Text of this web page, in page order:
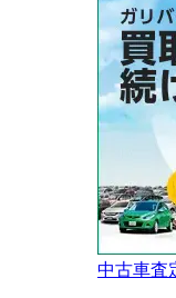
中古車査